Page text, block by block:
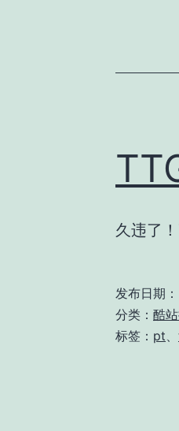
久违了
发布日期：
分类： 酷
标签： pt、